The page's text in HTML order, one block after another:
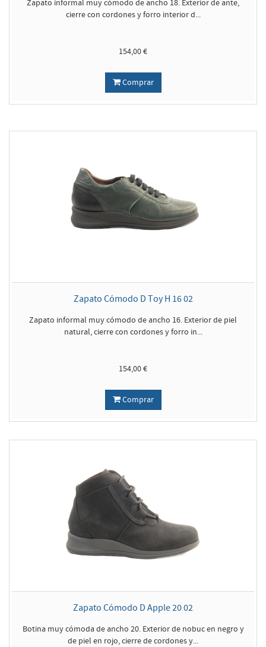
Zapato informal muy cómodo de ancho 18. Exterior de ante,
cierre con cordones y forro interior d...
154,00 €
Comprar
Zapato Cómodo D Toy H 16 02
Zapato informal muy cómodo de ancho 16. Exterior de piel
natural, cierre con cordones y forro in...
154,00 €
Comprar
Zapato Cómodo D Apple 20 02
Botina muy cómoda de ancho 20. Exterior de nobuc en negro y
de piel en rojo, cierre de cordones y...